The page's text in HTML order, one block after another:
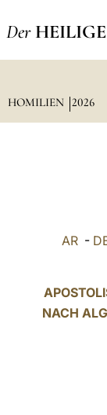
Der
HOMILIEN 2026
AR -
NACH